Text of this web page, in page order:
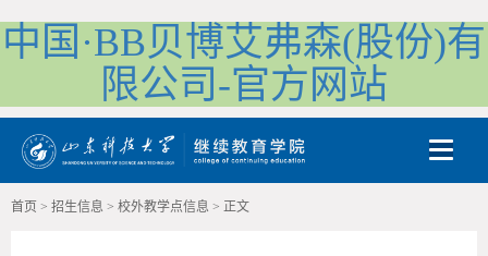
中国·BB贝博艾弗森(股份)有
限公司-官方网站
Toggle
首页 > 招生信息 > 校外教学点信息 > 正文